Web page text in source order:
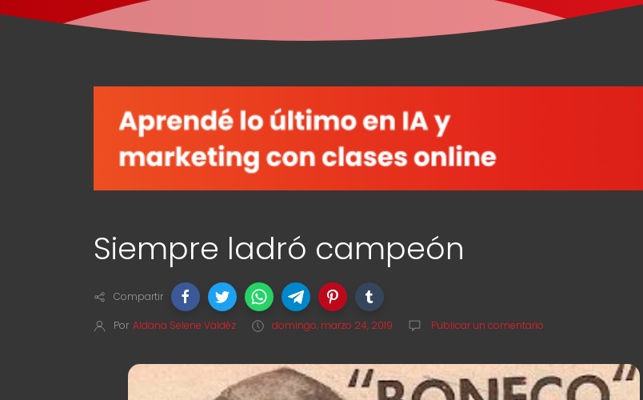
Siempre ladró campeón
Compartir
Por Aldana Selene Valdéz domingo, marzo 24, 2019 Publicar un comentario